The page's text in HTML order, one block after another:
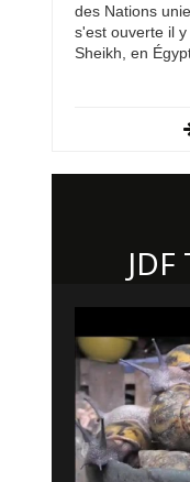
des Nations
s'est ouverte il
Sheikh, en
JDF